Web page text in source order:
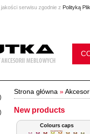
serwisu zgodnie z Polityką
Strona główna »
New products
Colours caps